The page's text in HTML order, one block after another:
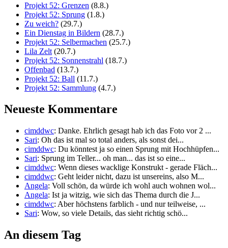
Projekt 52: Grenzen (8.8.)
Projekt 52: Sprung (1.8.)
Zu weich? (29.7.)
Ein Dienstag in Bildern (28.7.)
Projekt 52: Selbermachen (25.7.)
Lila Zelt (20.7.)
Projekt 52: Sonnenstrahl (18.7.)
Offenbad (13.7.)
Projekt 52: Ball (11.7.)
Projekt 52: Sammlung (4.7.)
Neueste Kommentare
cimddwc: Danke. Ehrlich gesagt hab ich das Foto vor 2 ...
Sari: Oh das ist mal so total anders, als sonst dei...
cimddwc: Du könntest ja so einen Sprung mit Hochhüpfen...
Sari: Sprung im Teller... oh man... das ist so eine...
cimddwc: Wenn dieses wacklige Konstrukt - gerade Fläch...
cimddwc: Geht leider nicht, dazu ist unsereins, also M...
Angela: Voll schön, da würde ich wohl auch wohnen wol...
Angela: Ist ja witzig, wie sich das Thema durch die J...
cimddwc: Aber höchstens farblich - und nur teilweise, ...
Sari: Wow, so viele Details, das sieht richtig schö...
An diesem Tag